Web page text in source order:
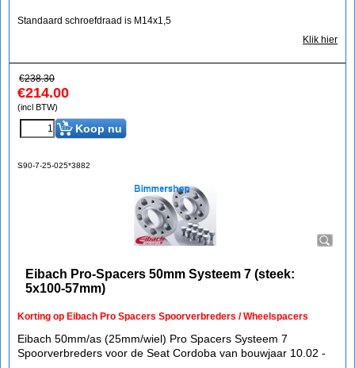
Standaard schroefdraad is M14x1,5
Klik hier
€238.30
€214.00
(incl BTW)
Koop nu
S90-7-25-025*3882
Eibach Pro-Spacers 50mm Systeem 7 (steek:
5x100-57mm)
Korting op Eibach Pro Spacers Spoorverbreders / Wheelspacers
Eibach 50mm/as (25mm/wiel) Pro Spacers Systeem 7
Spoorverbreders voor de Seat Cordoba van bouwjaar 10.02 -